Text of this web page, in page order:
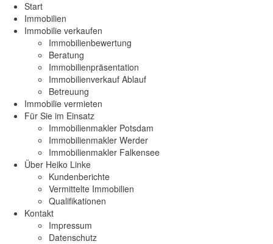
Start
Immobilien
Immobilie verkaufen
Immobilienbewertung
Beratung
Immobilienpräsentation
Immobilienverkauf Ablauf
Betreuung
Immobilie vermieten
Für Sie im Einsatz
Immobilienmakler Potsdam
Immobilienmakler Werder
Immobilienmakler Falkensee
Über Heiko Linke
Kundenberichte
Vermittelte Immobilien
Qualifikationen
Kontakt
Impressum
Datenschutz